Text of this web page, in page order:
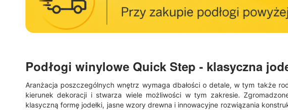
Podłogi winylowe Quick Step - klasyczna
Aranżacja poszczególnych wnętrz wymaga dbałości o detale, w tym także
kierunek dekoracji i stwarza wiele możliwości w tym zakresie.
klasyczną formę jodełki, jasne wzory drewna i innowacyjne rozwiązania